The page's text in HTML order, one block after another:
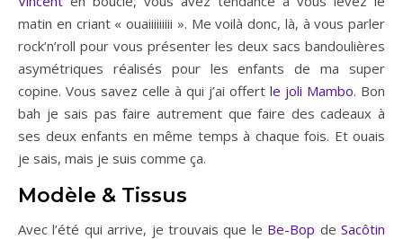
matin en criant « ouaiiiiiiiii ». Me voilà donc, là, à vous parler
rock’n’roll pour vous présenter les deux sacs bandoulières
asymétriques réalisés pour les enfants de ma super
copine. Vous savez celle à qui j’ai offert le joli Mambo. Bon
bah je sais pas faire autrement que faire des cadeaux à
ses deux enfants en même temps à chaque fois. Et ouais
je sais, mais je suis comme ça.
Modèle & Tissus
Avec l’été qui arrive, je trouvais que le Be-Bop deSacôtin